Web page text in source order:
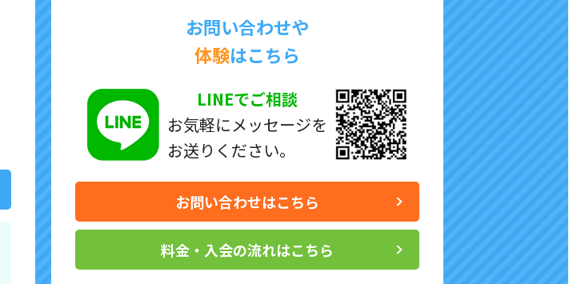
お問い合わせや
体験はこちら
LINEでご相談
お気軽にメッセージを
お送りください。
お問い合わせはこちら
料金・入会の流れはこちら